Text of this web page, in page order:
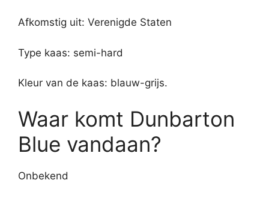
Afkomstig uit: Verenigde Staten
Type kaas: semi-hard
Kleur van de kaas: blauw-grijs.
Waar komt Dunbarton
Blue vandaan?
Onbekend